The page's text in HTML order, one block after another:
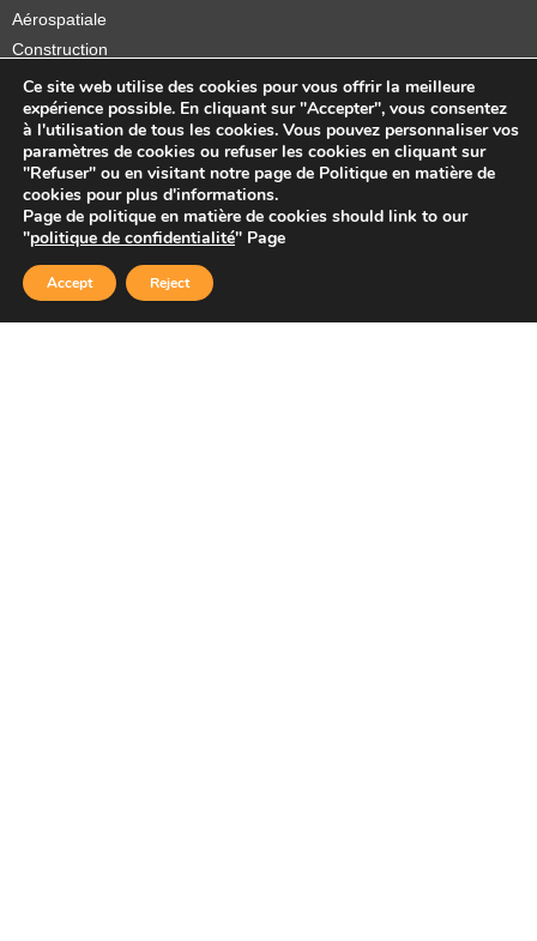
Aérospatiale
Construction
Orthèses et prothèses
Startups
Copyright © 2026 Sidekick Interactive Inc.
Ce site web utilise des cookies pour vous offrir la meilleure
expérience possible. En cliquant sur "Accepter", vous consentez
à l'utilisation de tous les cookies. Vous pouvez personnaliser vos
paramètres de cookies ou refuser les cookies en cliquant sur
"Refuser" ou en visitant notre page de Politique en matière de
cookies pour plus d'informations.
Page de politique en matière de cookies should link to our
"politique de confidentialité" Page
Accept Reject